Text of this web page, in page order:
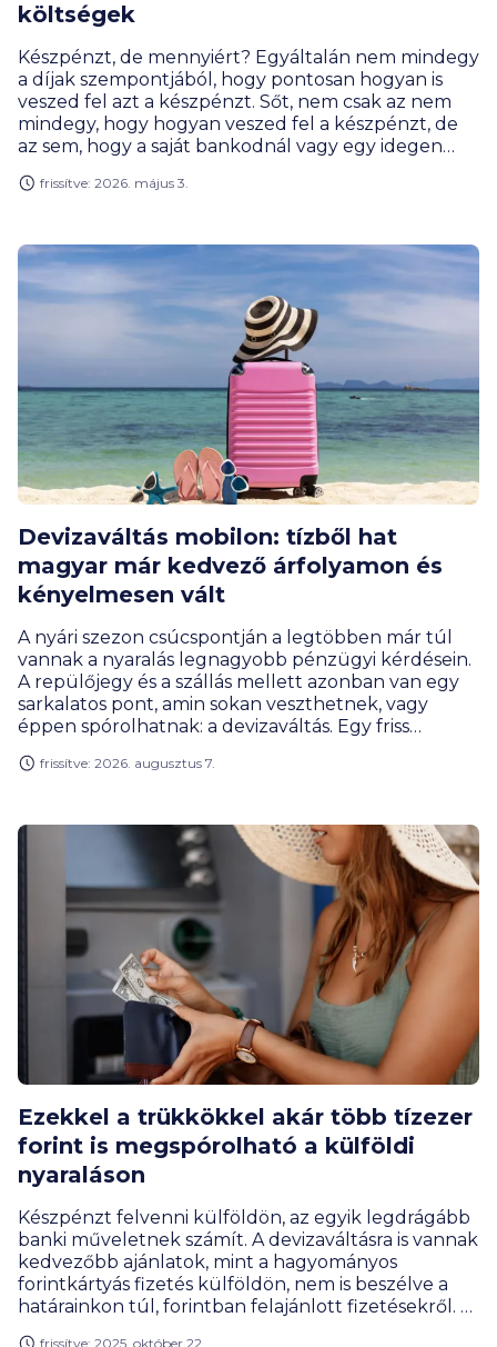
költségek
Készpénzt, de mennyiért? Egyáltalán nem mindegy
a díjak szempontjából, hogy pontosan hogyan is
veszed fel azt a készpénzt. Sőt, nem csak az nem
mindegy, hogy hogyan veszed fel a készpénzt, de
az sem, hogy a saját bankodnál vagy egy idegen
hogyan érdemes pénzt felvenned, ha OTP-s vagy.
frissítve: 2026. május 3.
Devizaváltás mobilon: tízből hat
magyar már kedvező árfolyamon és
kényelmesen vált
A nyári szezon csúcspontján a legtöbben már túl
vannak a nyaralás legnagyobb pénzügyi kérdésein.
A repülőjegy és a szállás mellett azonban van egy
sarkalatos pont, amin sokan veszthetnek, vagy
éppen spórolhatnak: a devizaváltás. Egy friss
tudatosabbak és a hagyományos, drága
mobilappjában vált devizát.
frissítve: 2026. augusztus 7.
Ezekkel a trükkökkel akár több tízezer
forint is megspórolható a külföldi
nyaraláson
Készpénzt felvenni külföldön, az egyik legdrágább
banki műveletnek számít. A devizaváltásra is vannak
kedvezőbb ajánlatok, mint a hagyományos
forintkártyás fizetés külföldön, nem is beszélve a
határainkon túl, forintban felajánlott fizetésekről. A
frissítve: 2025. október 22.